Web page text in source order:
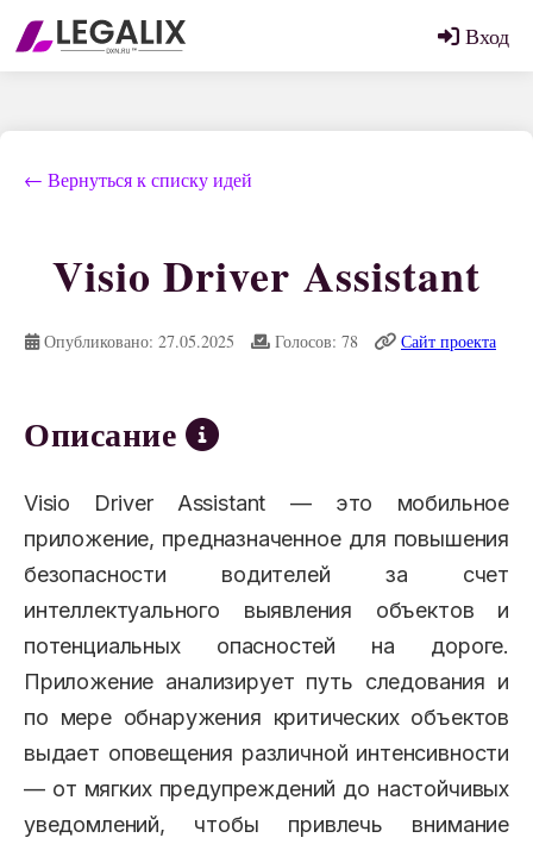
Вход
← Вернуться к списку идей
Visio Driver Assistant
Опубликовано: 27.05.2025 Голосов: 78 Сайт проекта
Описание
Visio Driver Assistant — это мобильное
приложение, предназначенное для повышения
безопасности водителей за счет
интеллектуального выявления объектов и
потенциальных опасностей на дороге.
Приложение анализирует путь следования и
по мере обнаружения критических объектов
выдает оповещения различной интенсивности
— от мягких предупреждений до настойчивых
уведомлений, чтобы привлечь внимание